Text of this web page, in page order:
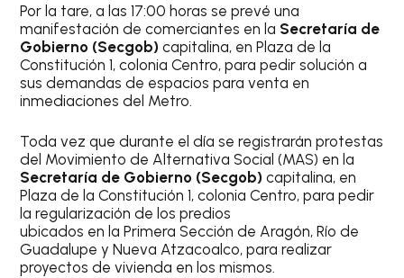
Por la tare, a las 17:00 horas se prevé una
manifestación de comerciantes en la Secretaría de
Gobierno (Secgob) capitalina, en Plaza de la
Constitución 1, colonia Centro, para pedir solución a
sus demandas de espacios para venta en
inmediaciones del Metro.
Toda vez que durante el día se registrarán protestas
del Movimiento de Alternativa Social (MAS) en la
Secretaría de Gobierno (Secgob) capitalina, en
Plaza de la Constitución 1, colonia Centro, para pedir
la regularización de los predios
ubicados en la Primera Sección de Aragón, Río de
Guadalupe y Nueva Atzacoalco, para realizar
proyectos de vivienda en los mismos.